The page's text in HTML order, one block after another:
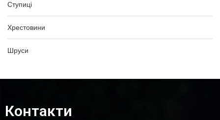
Ступиці
Хрестовини
Шруси
Контакти